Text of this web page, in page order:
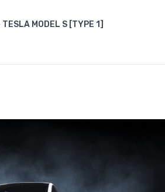
MODEL S [TYPE 1]